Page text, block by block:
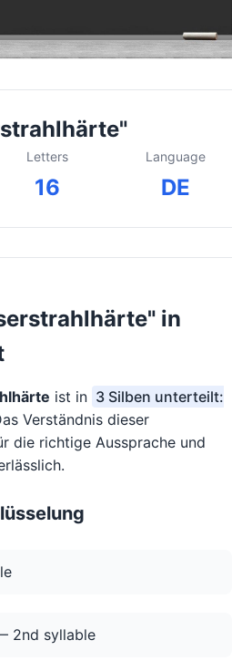
Letters
16
Language
DE
in
ist in 3 Silben unterteilt:
Verständnis dieser
die richtige Aussprache und
2nd syllable